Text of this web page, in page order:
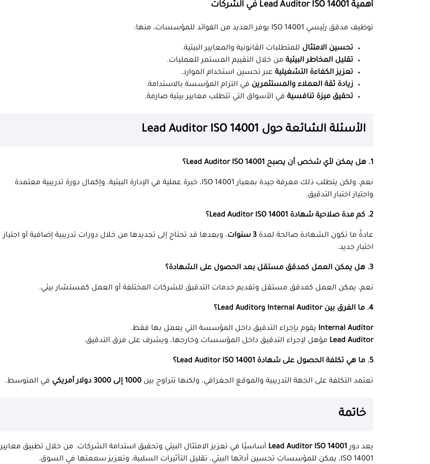
أهمية Lead Auditor ISO 14001 في الشركات
توظيف مدقق رئيسي ISO 14001 يوفر العديد من الفوائد للمؤسسات، منها:
تحسين الامتثال للمتطلبات القانونية والمعايير البيئية.
تقليل المخاطر البيئية من خلال التقييم المستمر للعمليات.
تعزيز الكفاءة التشغيلية عبر تحسين استخدام الموارد.
زيادة ثقة العملاء والمستثمرين في التزام المؤسسة بالاستدامة.
تحقيق ميزة تنافسية في الأسواق التي تتطلب معايير بيئية صارمة.
الأسئلة الشائعة حول Lead Auditor ISO 14001
1. هل يمكن لأي شخص أن يصبح Lead Auditor ISO 14001؟
نعم، ولكن يتطلب ذلك معرفة جيدة بمعيار ISO 14001، خبرة عملية في الإدارة البيئية، وإكمال دورة تدريبية معتمدة
واجتياز اختبار التدقيق.
2. كم مدة صلاحية شهادة Lead Auditor ISO 14001؟
عادةً ما تكون الشهادة صالحة لمدة3 سنوات
، وبعدها قد تحتاج إلى تجديدها من خلال دورات تدريبية إضافية أو اجتياز
اختبار جديد.
3. هل يمكن العمل كمدقق مستقل بعد الحصول على الشهادة؟
نعم، يمكن العمل كمدقق مستقل وتقديم خدمات التدقيق للشركات المختلفة أو العمل كمستشار بيئي.
4. ما الفرق بين Internal Auditor وLead Auditor؟
Internal Auditor يقوم بإجراء التدقيق داخل المؤسسة التي يعمل بها فقط.
Lead Auditor مؤهل لإجراء التدقيق داخل المؤسسات وخارجها، ويشرف على فرق التدقيق.
5. ما هي تكلفة الحصول على شهادة Lead Auditor ISO 14001؟
تعتمد التكلفة على الجهة التدريبية والموقع الجغرافي، ولكنها تتراوح بين1000 إلى 3000 دولار أمريكي في المتوسط.
خاتمة
يعد دورLead Auditor ISO 14001 أساسيًا في تعزيز الامتثال البيئي وتحقيق استدامة الشركات. من خلال تطبيق معايير
ISO 14001، يمكن للمؤسسات تحسين أدائها البيئي، تقليل التأثيرات السلبية، وتعزيز سمعتها في السوق.